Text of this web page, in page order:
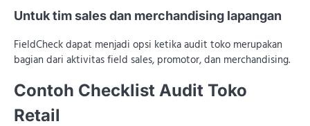
Untuk tim sales dan merchandising lapangan
FieldCheck dapat menjadi opsi ketika audit toko merupakan
bagian dari aktivitas field sales, promotor, dan merchandising.
Contoh Checklist Audit Toko
Retail